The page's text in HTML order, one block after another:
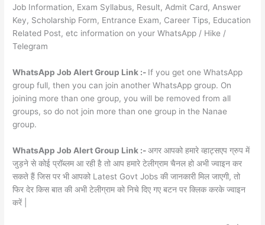
Job Information, Exam Syllabus, Result, Admit Card, Answer
Key, Scholarship Form, Entrance Exam, Career Tips, Education
Related Post, etc information on your WhatsApp / Hike /
Telegram
WhatsApp Job Alert Group Link :- If you get one WhatsApp
group full, then you can join another WhatsApp group. On
joining more than one group, you will be removed from all
groups, so do not join more than one group in the Nanae
group.
WhatsApp Job Alert Group Link :-अगर आपको हमारे व्हाट्सएप ग्रुप में
जुड़ने से कोई प्रॉब्लम आ रही है तो आप हमारे टेलीग्राम चैनल हो अभी ज्वाइन कर
सकते हैं जिस पर भी आपको Latest Govt Jobs की जानकारी मिल जाएगी, तो
फिर देर किस बात की अभी टेलीग्राम को निचे दिए गए बटन पर क्लिक करके ज्वाइन
करें |